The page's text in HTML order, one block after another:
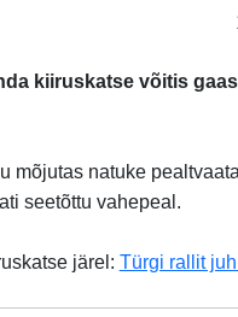
kiiruskatse võitis
mõjutas natuke
seetõttu vahepeal.
järel: Türgi rallit